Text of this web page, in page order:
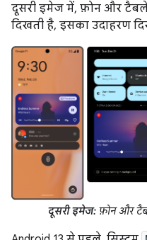
दूसरी इमेज में, फ़ोन और
दिखती है, इसका उदाहरण
दूसरी इमेज: फ़ोन और